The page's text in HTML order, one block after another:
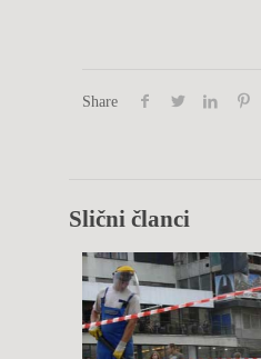
Share
Slični članci